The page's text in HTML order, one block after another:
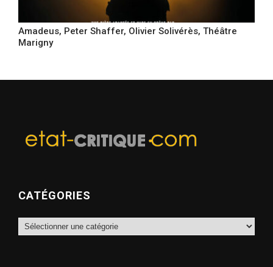
Amadeus, Peter Shaffer, Olivier Solivérès, Théâtre
Marigny
CATÉGORIES
Catégories